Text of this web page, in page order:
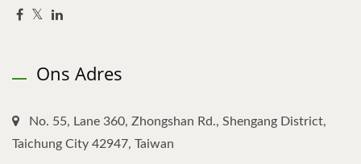
Ons Adres
No. 55, Lane 360, Zhongshan Rd., Shengang District,
Taichung City 42947, Taiwan